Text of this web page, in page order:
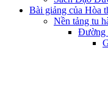
Bài giảng của Hòa
Nền tảng tu
Đường